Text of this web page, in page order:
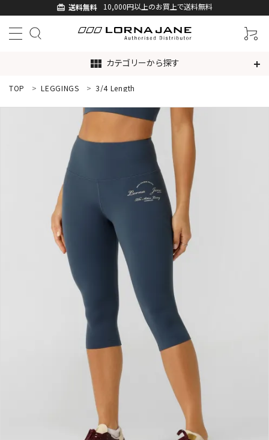
card_giftcard 送料無料 10,000円以上のお買上で送料無料
view_module カテゴリーから探す
ACCOUNT MENU
ようこそ ゲスト 様
新規会員登録
search
アイテムから探す
INFORMATIOM
TOP LEGGINGS 3/4 Length